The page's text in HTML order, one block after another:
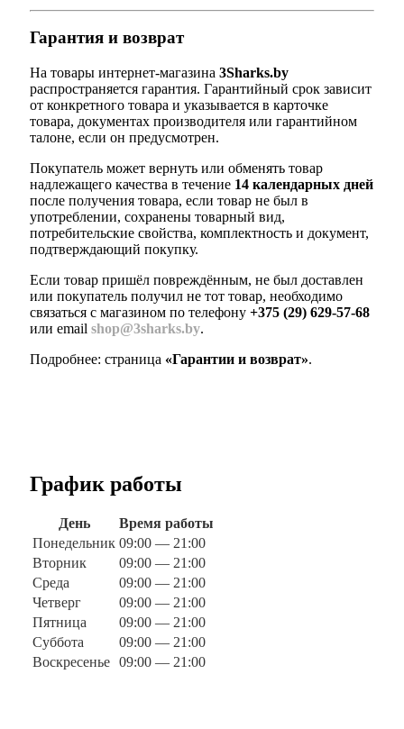
Гарантия и возврат
На товары интернет-магазина 3Sharks.by
распространяется гарантия. Гарантийный срок зависит
от конкретного товара и указывается в карточке
товара, документах производителя или гарантийном
талоне, если он предусмотрен.
Покупатель может вернуть или обменять товар
надлежащего качества в течение 14 календарных дней
после получения товара, если товар не был в
употреблении, сохранены товарный вид,
потребительские свойства, комплектность и документ,
подтверждающий покупку.
Если товар пришёл повреждённым, не был доставлен
или покупатель получил не тот товар, необходимо
связаться с магазином по телефону +375 (29) 629-57-68
или email shop@3sharks.by.
Подробнее: страница «Гарантии и возврат».
График работы
День
Время работы
Понедельник 09:00 — 21:00
Вторник
09:00 — 21:00
Среда
09:00 — 21:00
Четверг
09:00 — 21:00
Пятница
09:00 — 21:00
Суббота
09:00 — 21:00
Воскресенье 09:00 — 21:00